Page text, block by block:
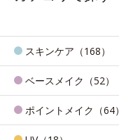
スキンケア（168）
ベースメイク（52）
ポイントメイク（64）